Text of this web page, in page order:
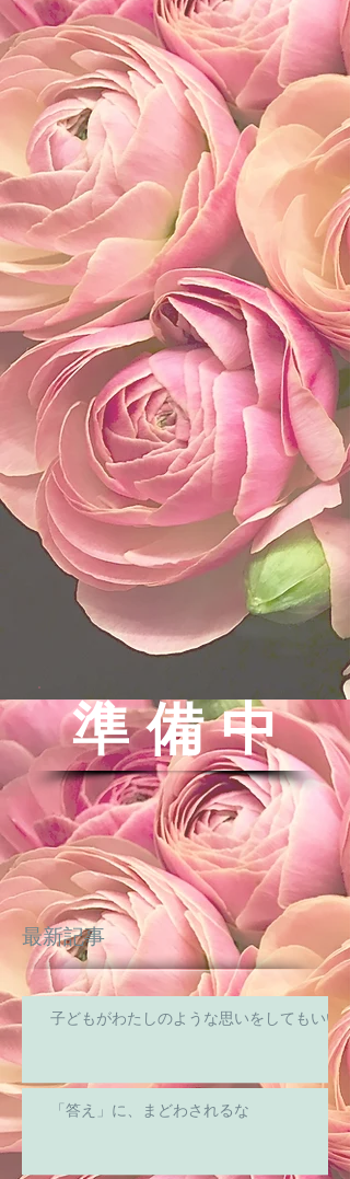
準 備 中
最新記事
子どもがわたしのような思いをしてもいい
「答え」に、まどわされるな